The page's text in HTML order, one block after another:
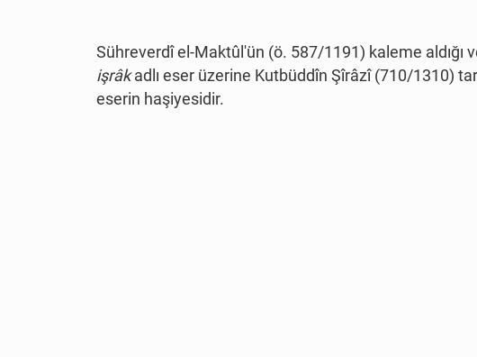
Sühreverdî el-Maktûl 'ün (ö. 587/1191) kaleme aldığı
işrâkadlı eser üzerine Kutbüddîn Şîrâzî(710/1310)
eserin haşiyesidir.